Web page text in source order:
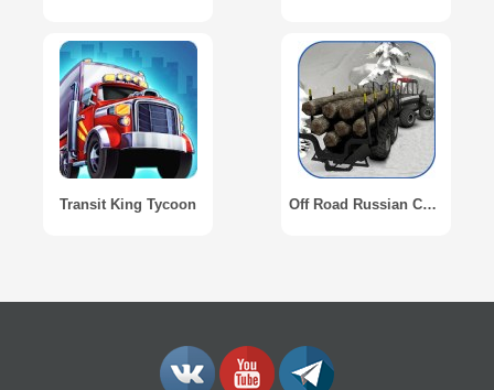
Transit King Tycoon Off Road Russian Cargo Truck